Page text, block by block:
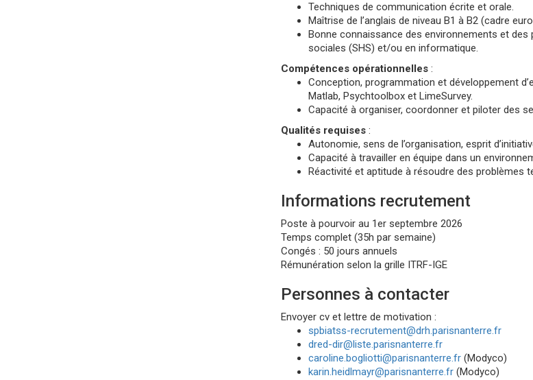
Techniques de communication écrite et orale.
Maîtrise de l’anglais de niveau B1 à B2 (cadre
Bonne connaissance des environnements et
sociales (SHS) et/ou en informatique.
Compétences opérationnelles:
Conception, programmation et développement
Matlab, Psychtoolbox et LimeSurvey.
Capacité à organiser, coordonner et piloter des
Qualités requises:
Autonomie, sens de l’organisation, esprit
Capacité à travailler en équipe dans un
Réactivité et aptitude à résoudre des problèmes
Informations recrutement
Poste à pourvoir au 1er septembre 2026
Temps complet (35h par semaine)
Congés : 50 jours annuels
Rémunération selon la grille ITRF-IGE
Personnes à contacter
Envoyer cv et lettre de motivation :
spbiatss-recrutement@drh.parisnanterre.fr
dred-dir@liste.parisnanterre.fr
caroline.bogliotti@parisnanterre.fr(Modyco)
karin.heidlmayr@parisnanterre.fr(Modyco)